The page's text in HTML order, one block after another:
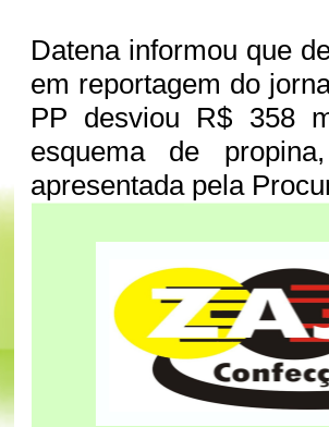
Datena informou que
em reportagem do
PP desviou R$ 358
esquema de
apresentada pela